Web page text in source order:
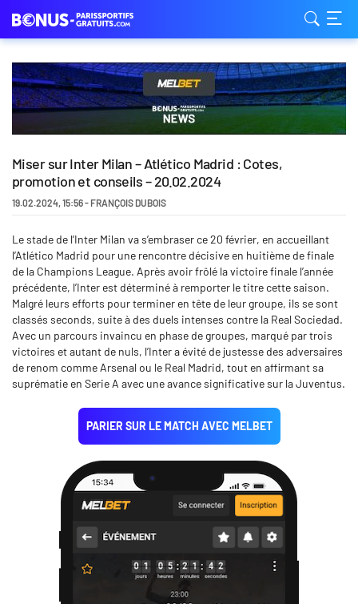
Miser sur Inter Milan – Atlético Madrid : Cotes,
promotion et conseils – 20.02.2024
19.02.2024,15:56- FRANÇOIS DUBOIS
Le stade de l’Inter Milan va s’embraser ce 20 février, en accueillant
l’Atlético Madrid pour une rencontre décisive en huitième de finale
de la Champions League. Après avoir frôlé la victoire finale l’année
précédente, l’Inter est déterminé à remporter le titre cette saison.
Malgré leurs efforts pour terminer en tête de leur groupe, ils se sont
classés seconds, suite à des duels intenses contre la Real Sociedad.
Avec un parcours invaincu en phase de groupes, marqué par trois
victoires et autant de nuls, l’Inter a évité de justesse des adversaires
de renom comme Arsenal ou le Real Madrid, tout en affirmant sa
suprématie en Serie A avec une avance significative sur la Juventus.
PARIER SUR LE MATCH AVEC MELBET